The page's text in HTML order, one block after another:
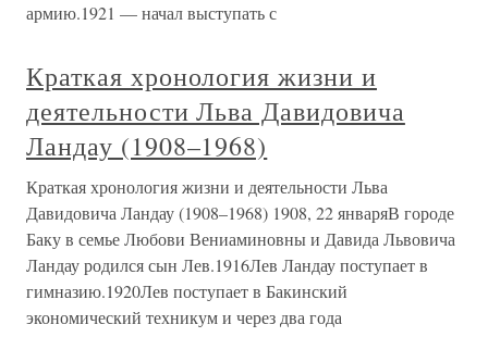
армию.1921 — начал выступать с
Краткая хронология жизни и
деятельности Льва Давидовича
Ландау (1908–1968)
Краткая хронология жизни и деятельности Льва
Давидовича Ландау (1908–1968) 1908, 22 январяВ городе
Баку в семье Любови Вениаминовны и Давида Львовича
Ландау родился сын Лев.1916Лев Ландау поступает в
гимназию.1920Лев поступает в Бакинский
экономический техникум и через два года